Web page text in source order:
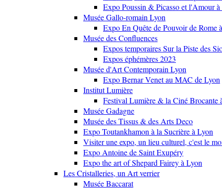
Expo Poussin & Picasso et l'Amour
Musée Gallo-romain Lyon
Expo En Quête de Pouvoir de Rome
Musée des Confluences
Expos temporaires Sur la Piste des
Expos éphémères 2023
Musée d'Art Contemporain Lyon
Expo Bernar Venet au MAC de Lyon
Institut Lumière
Festival Lumière & la Ciné Brocante
Musée Gadagne
Musée des Tissus & des Arts Deco
Expo Toutankhamon à la Sucrière à Lyon
Visiter une expo, un lieu culturel, c'est le
Expo Antoine de Saint Exupéry
Expo the art of Shepard Fairey à Lyon
Les Cristalleries, un Art verrier
Musée Baccarat